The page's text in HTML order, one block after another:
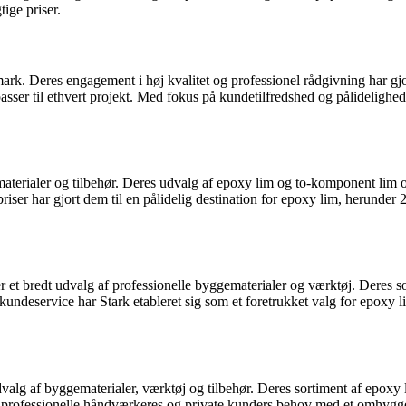
priser.
Deres engagement i høj kvalitet og professionel rådgivning har
til ethvert projekt. Med fokus på kundetilfredshed og
og tilbehør. Deres udvalg af epoxy lim og to-komponent lim
har gjort dem til en pålidelig destination for epoxy lim, herunder
et bredt udvalg af professionelle byggematerialer og værktøj.
har Stark etableret sig som et foretrukket valg for epoxy
af byggematerialer, værktøj og tilbehør. Deres sortiment af